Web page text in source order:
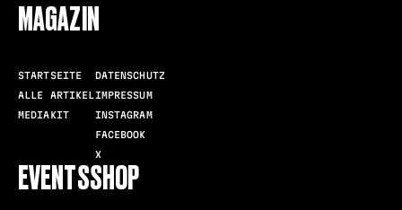
MAGAZIN
STARTSEITE
ALLE ARTIKEL
MEDIAKIT
DATENSCHUTZ
IMPRESSUM
INSTAGRAM
FACEBOOK
X
EVENTSSHOP